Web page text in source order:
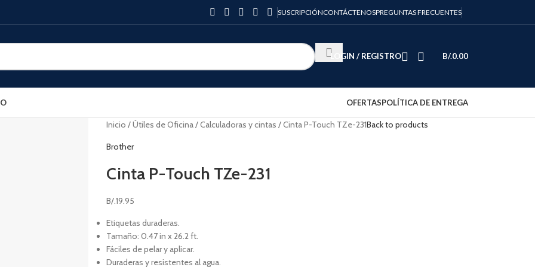
SUSCRIPCIÓNCONTÁCTENOSPREGUNTAS FRECUENTES
LOGIN / REGISTRO B/.0.00
OFERTASPOLÍTICA DE ENTREGA
Inicio Útiles de Oficina Calculadoras y cintas Cinta P-Touch TZe-231Back to products
Brother
Cinta P-Touch TZe-231
B/.19.95
Etiquetas duraderas.
Tamaño: 0.47 in x 26.2 ft.
Fáciles de pelar y aplicar.
Duraderas y resistentes al agua.